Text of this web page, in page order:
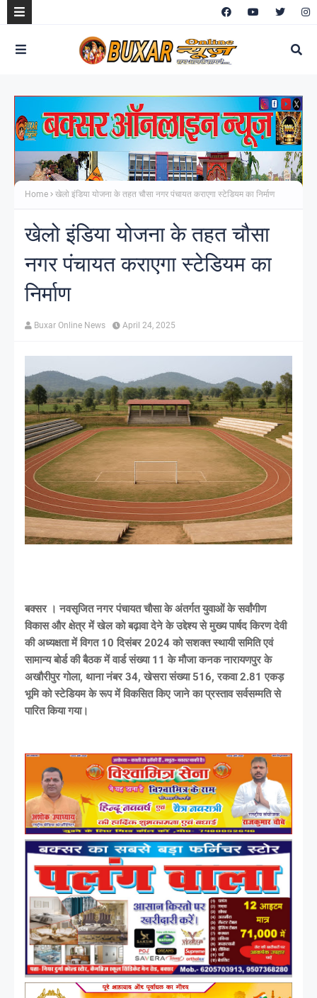
Home खेलो इंडिया योजना के तहत चौसा नगर पंचायत कराएगा स्टेडियम का निर्माण
खेलो इंडिया योजना के तहत चौसा
नगर पंचायत कराएगा स्टेडियम का
निर्माण
Buxar Online News April 24, 2025
बक्सर । नवसृजित नगर पंचायत चौसा के अंतर्गत युवाओं के सर्वांगीण
विकास और क्षेत्र में खेल को बढ़ावा देने के उद्देश्य से मुख्य पार्षद किरण देवी
की अध्यक्षता में विगत 10 दिसंबर 2024 को सशक्त स्थायी समिति एवं
सामान्य बोर्ड की बैठक में वार्ड संख्या 11 के मौजा कनक नारायणपुर के
अखौरीपुर गोला, थाना नंबर 34, खेसरा संख्या 516, रकवा 2.81 एकड़
भूमि को स्टेडियम के रूप में विकसित किए जाने का प्रस्ताव सर्वसम्मति से
पारित किया गया।